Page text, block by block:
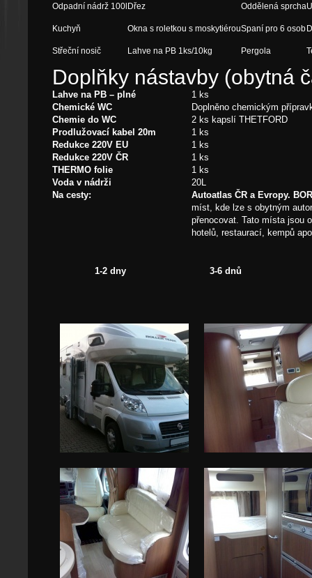
Odpadní nádrž 100l
Kuchyň
Střeční nosič
Dřez
Okna s roletkou s moskytiérou
Lahve na PB 1ks/10kg
Oddělená sprcha
Spaní pro 6 osob
Pergola
Doplňky nástavby (obytná
Lahve na PB – plné
1 ks
Chemické WC
Doplněno chemickým
Chemie do WC
2 ks kapslí THETFORD
Prodlužovací kabel 20m
1 ks
Redukce 220V EU
1 ks
Redukce 220V ČR
1 ks
THERMO folie
1 ks
Voda v nádrži
20L
Na cesty:
Autoatlas ČR a Evropy.
míst, kde lze s obytným
přenocovat. Tato místa jsou
hotelů, restaurací, kempů
1-2 dny 3-6 dnů